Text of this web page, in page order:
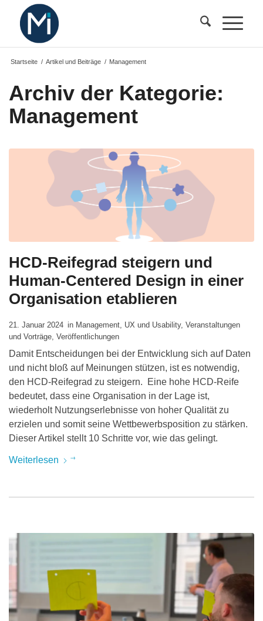
Startseite / Artikel und Beiträge / Management
Archiv der Kategorie:
Management
HCD-Reifegrad steigern und
Human-Centered Design in einer
Organisation etablieren
21. Januar 2024 in Management, UX und Usability, Veranstaltungen
und Vorträge Veröffentlichungen
Damit Entscheidungen bei der Entwicklung sich auf Daten
und nicht bloß auf Meinungen stützen, ist es notwendig,
den HCD-Reifegrad zu steigern. Eine hohe HCD-Reife
bedeutet, dass eine Organisation in der Lage ist,
wiederholt Nutzungserlebnisse von hoher Qualität zu
erzielen und somit seine Wettbewerbsposition zu stärken.
Dieser Artikel stellt 10 Schritte vor, wie das gelingt.
Weiterlesen